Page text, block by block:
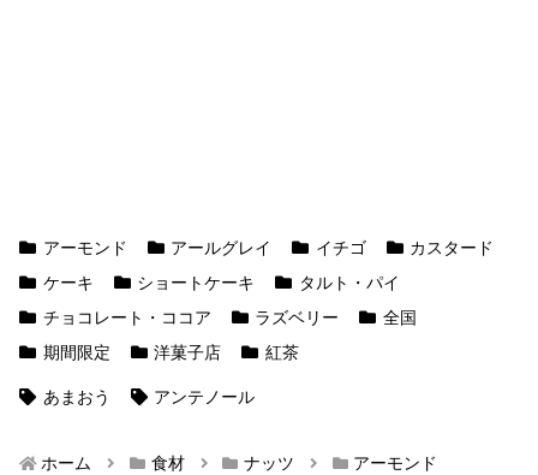
アーモンド アールグレイ イチゴ
カスタード
ケーキ
ショートケーキ
タルト・パイ
チョコレート・ココア
ラズベリー
全国
期間限定
洋菓子店 紅茶
あまおう アンテノール
ホーム 食材 ナッツ アーモンド